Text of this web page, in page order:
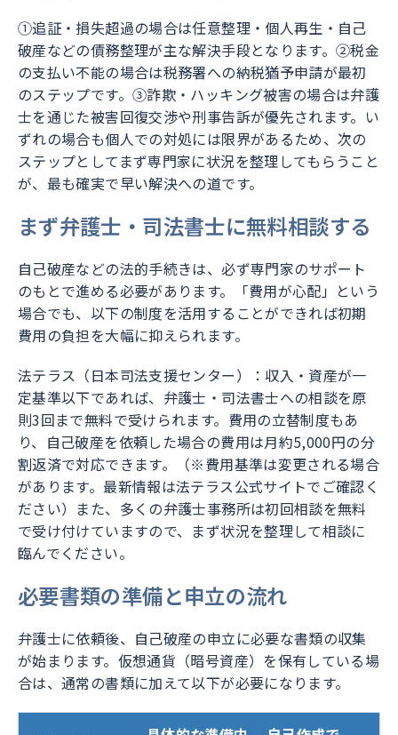
①追証・損失超過の場合は任意整理・個人再生・自己
破産などの債務整理が主な解決手段となります。②税金
の支払い不能の場合は税務署への納税猶予申請が最初
のステップです。③詐欺・ハッキング被害の場合は弁護
士を通じた被害回復交渉や刑事告訴が優先されます。い
ずれの場合も個人での対処には限界があるため、次の
ステップとしてまず専門家に状況を整理してもらうこと
が、最も確実で早い解決への道です。
まず弁護士・司法書士に無料相談する
自己破産などの法的手続きは、必ず専門家のサポート
のもとで進める必要があります。「費用が心配」という
場合でも、以下の制度を活用することができれば初期
費用の負担を大幅に抑えられます。
法テラス（日本司法支援センター）：収入・資産が一
定基準以下であれば、弁護士・司法書士への相談を原
則3回まで無料で受けられます。費用の立替制度もあ
り、自己破産を依頼した場合の費用は月約5,000円の分
割返済で対応できます。（※費用基準は変更される場合
があります。最新情報は法テラス公式サイトでご確認く
ださい）また、多くの弁護士事務所は初回相談を無料
で受け付けていますので、まず状況を整理して相談に
臨んでください。
必要書類の準備と申立の流れ
弁護士に依頼後、自己破産の申立に必要な書類の収集
が始まります。仮想通貨（暗号資産）を保有している場
合は、通常の書類に加えて以下が必要になります。